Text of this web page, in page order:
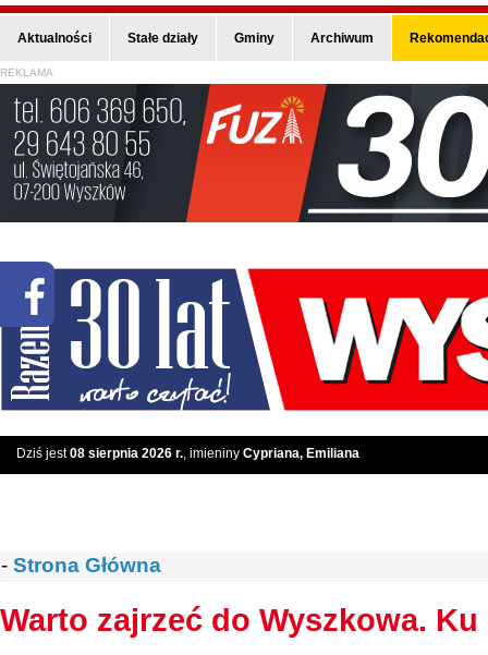
Aktualności Stałe działy Gminy Archiwum
REKLAMA
Dziś jest08 sierpnia 2026 r., imieniny Cypriana, Emiliana
- Strona Główna
Warto zajrzeć do Wyszkowa.